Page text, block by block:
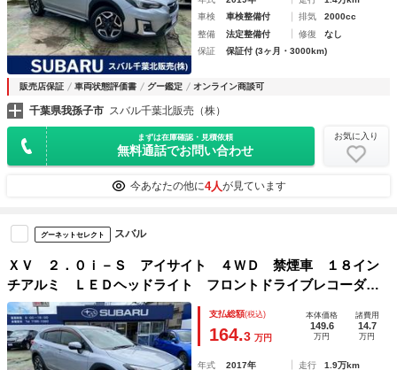
車検
車検整備付 排気
2000cc
整備
法定整備付 修復
なし
保証
保証付 (3ヶ月・3000km)
販売店保証 車両状態評価書 グー鑑定 オンライン商談可
千葉県我孫子市 スバル千葉北販売（株）
まずは在庫確認・見積依頼
無料通話でお問い合わせ
お気に入り
今あなたの他に4人が見ています
グーネットセレクト スバル
ＸＶ ２．０ｉ－Ｓ アイサイト ４ＷＤ 禁煙車 １８イン
チアルミ ＬＥＤヘッドライト フロントドライブレコーダ
ー バックカメラ スマートキー パワーシート ナビ フル
セグＴＶ Ｂｌｕｅｔｏｏｔｈ接続 ＥＴＣ プッシュスター
ト
支払総額(税込)
164.3 万円
本体価格
149.6
万円
諸費用
14.7
万円
年式 2017年 走行
1.9万km